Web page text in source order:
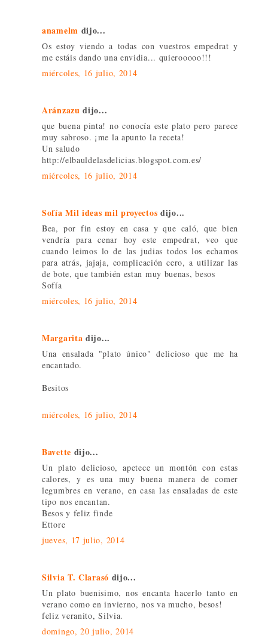
anamelm dijo...
Os estoy viendo a todas con vuestros empedrat y
me estáis dando una envidia... quierooooo!!!
miércoles, 16 julio, 2014
Aránzazu dijo...
que buena pinta! no conocía este plato pero parece
muy sabroso. ¡me la apunto la receta!
Un saludo
http://elbauldelasdelicias.blogspot.com.es/
miércoles, 16 julio, 2014
Sofía Mil ideas mil proyectos dijo...
Bea, por fin estoy en casa y que caló, que bien
vendría para cenar hoy este empedrat, veo que
cuando leimos lo de las judias todos los echamos
para atrás, jajaja, complicación cero, a utilizar las
de bote, que también estan muy buenas, besos
Sofía
miércoles, 16 julio, 2014
Margarita dijo...
Una ensalada "plato único" delicioso que me ha
encantado.
Besitos
miércoles, 16 julio, 2014
Bavette dijo...
Un plato delicioso, apetece un montón con estas
calores, y es una muy buena manera de comer
legumbres en verano, en casa las ensaladas de este
tipo nos encantan.
Besos y feliz finde
Ettore
jueves, 17 julio, 2014
Silvia T. Clarasó dijo...
Un plato buenisimo, nos encanta hacerlo tanto en
verano como en invierno, nos va mucho, besos!
feliz veranito, Silvia.
domingo, 20 julio, 2014